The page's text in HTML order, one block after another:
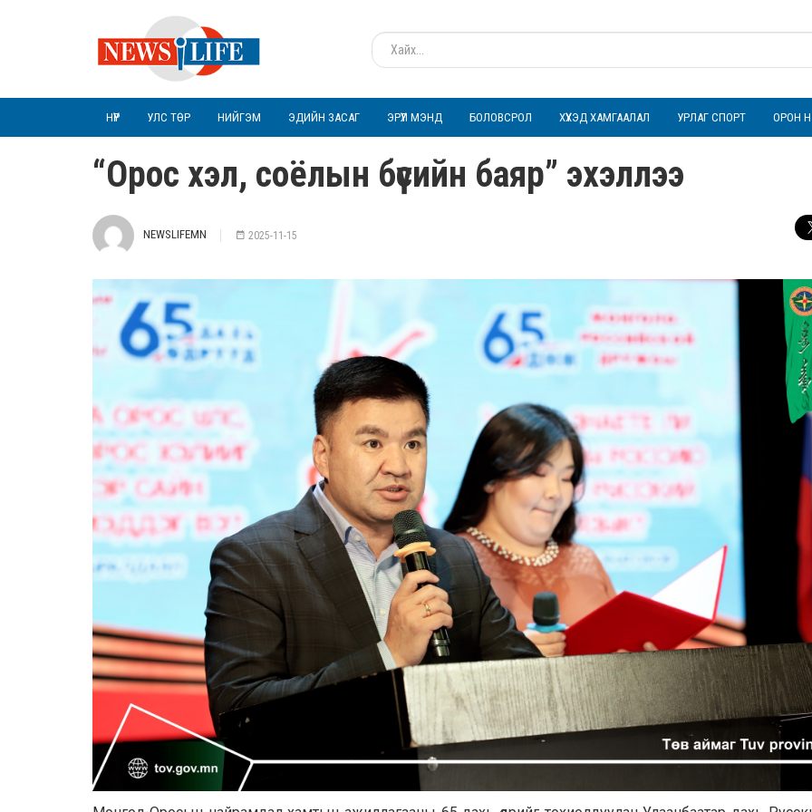
НҮҮР УЛС ТӨР НИЙГЭМ ЭДИЙН ЗАСАГ ЭРҮҮЛ МЭНД БОЛОВСРОЛ ХҮҮХЭД ХАМГААЛАЛ УРЛАГ СПОРТ ОРОН
“Орос хэл, соёлын бүсийн баяр” эхэллээ
NEWSLIFEMN 2025-11-15